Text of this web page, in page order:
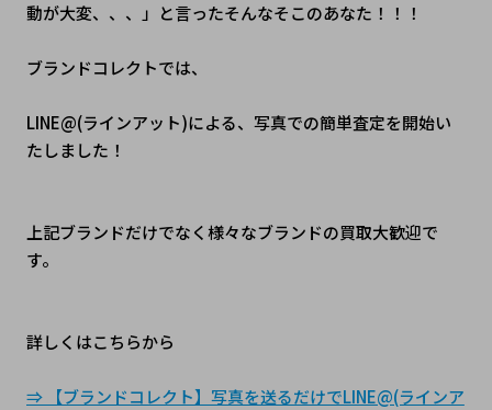
動が大変、、、」と言ったそんなそこのあなた！！！
ブランドコレクトでは、
LINE@(ラインアット)による、写真での簡単査定を開始い
たしました！
上記ブランドだけでなく様々なブランドの買取大歓迎で
す。
詳しくはこちらから
⇒ 【ブランドコレクト】写真を送るだけでLINE@(ラインア